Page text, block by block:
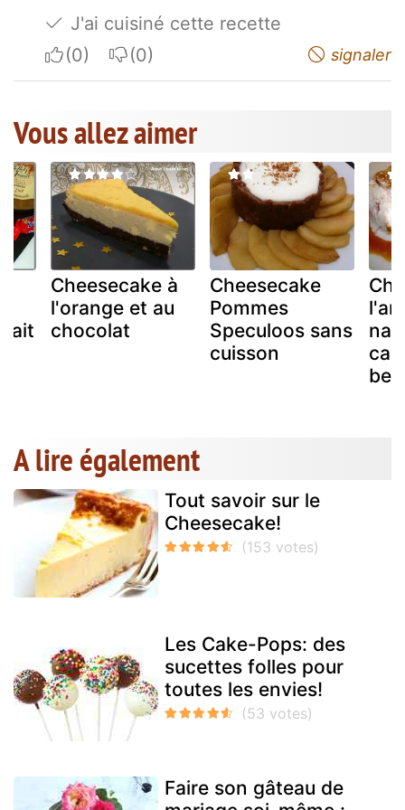
J'ai cuisiné cette recette
I apreciateI do not appreciate signaler
Vous allez aimer
lait
Cheesecake à
l'orange et au
chocolat
Cheesecake
Pommes
Speculoos sans
cuisson
A lire également
Tout savoir sur le
Cheesecake!
Les Cake-Pops: des
sucettes folles pour
toutes les envies!
Faire son gâteau de